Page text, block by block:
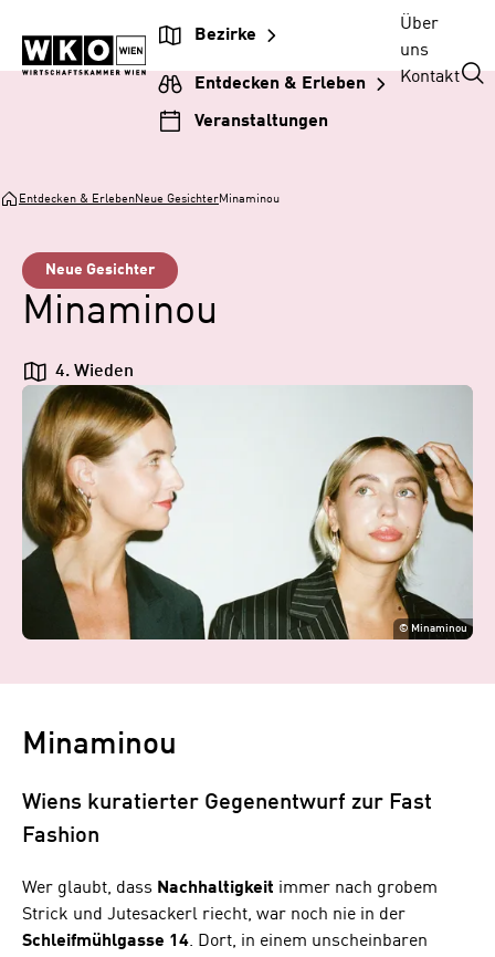
Inhalt
springen
Hauptnavigation
springen
Footer
springen
Bezirke
Entdecken & Erleben
Veranstaltungen
Über
uns
Kontakt
Entdecken & ErlebenNeue GesichterMinaminou
Neue Gesichter
Minaminou
4. Wieden
© Minaminou
Minaminou
Wiens kuratierter Gegenentwurf zur Fast
Fashion
Wer glaubt, dass Nachhaltigkeit immer nach grobem
Strick und Jutesackerl riecht, war noch nie in der
Schleifmühlgasse 14. Dort, in einem unscheinbaren